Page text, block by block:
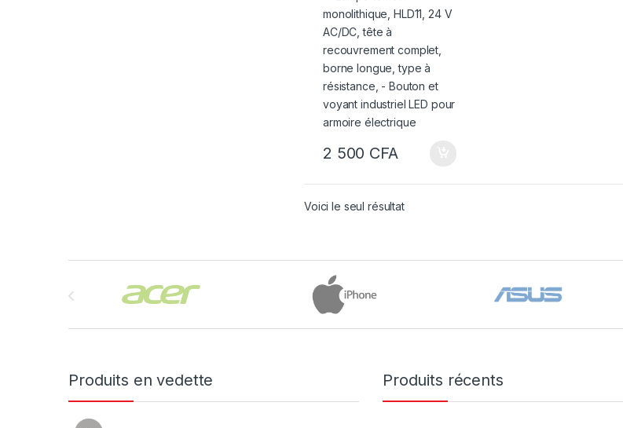
borne longue, type à
résistance, – Bouton et
voyant industriel LED
pour armoire électrique
2 500 CFA
Voici le seul résultat
Produits en vedette Produits récents